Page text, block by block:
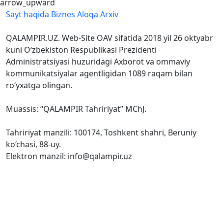
arrow_upward
Sayt haqida Biznes Aloqa Arxiv
QALAMPIR.UZ. Web-Site OAV sifatida 2018 yil 26 oktyabr
kuni O‘zbekiston Respublikasi Prezidenti
Administratsiyasi huzuridagi Axborot va ommaviy
kommunikatsiyalar agentligidan 1089 raqam bilan
ro‘yxatga olingan.
Muassis: “QALAMPIR Tahririyat” MChJ.
Tahririyat manzili: 100174, Toshkent shahri, Beruniy
ko‘chasi, 88-uy.
Elektron manzil: info@qalampir.uz